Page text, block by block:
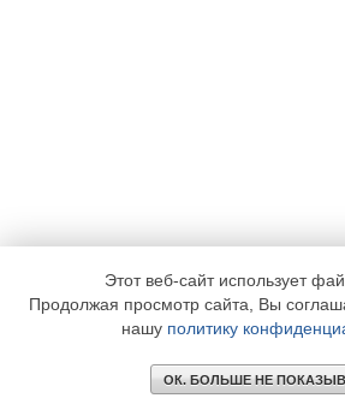
Этот веб-сайт использует
Продолжая просмотр сайта, Вы
нашу политику
ОК. БОЛЬШЕ НЕ